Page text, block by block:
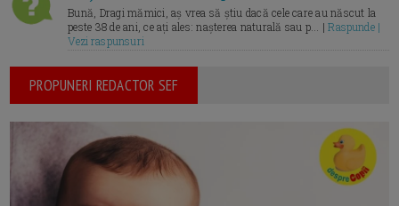
Bună, Dragi mămici, aș vrea să știu dacă cele care au născut la
peste 38 de ani, ce ați ales: nașterea naturală sau p... |Raspunde |
Vezi raspunsuri
PROPUNERI REDACTOR SEF